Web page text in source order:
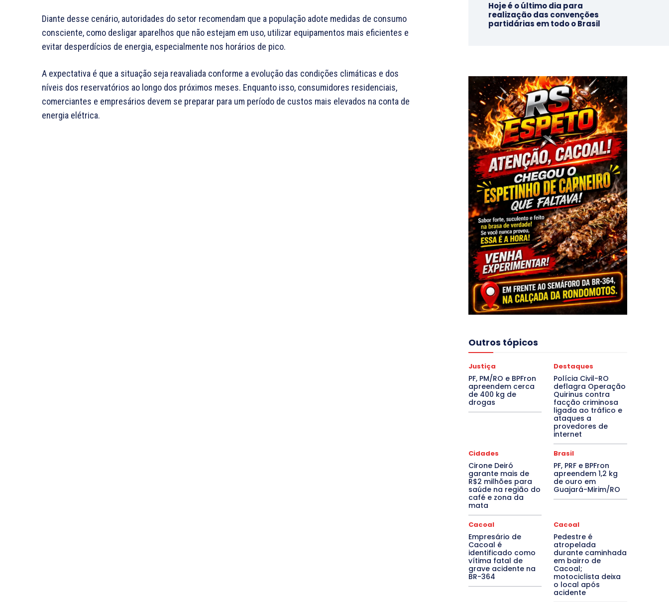
Diante desse cenário, autoridades do setor recomendam que a população adote medidas de consumo
consciente, como desligar aparelhos que não estejam em uso, utilizar equipamentos mais eficientes e
evitar desperdícios de energia, especialmente nos horários de pico.
A expectativa é que a situação seja reavaliada conforme a evolução das condições climáticas e dos
níveis dos reservatórios ao longo dos próximos meses. Enquanto isso, consumidores residenciais,
comerciantes e empresários devem se preparar para um período de custos mais elevados na conta de
energia elétrica.
Hoje é o último dia para
realização das convenções
partidárias em todo o Brasil
Outros tópicos
Justiça
PF, PM/RO e BPFron
apreendem cerca
de 400 kg de
drogas
Destaques
Polícia Civil-RO
deflagra Operação
Quirinus contra
facção criminosa
ligada ao tráfico e
ataques a
provedores de
internet
Cidades
Cirone Deiró
garante mais de
R$2 milhões para
saúde na região do
café e zona da
mata
Brasil
PF, PRF e BPFron
apreendem 1,2 kg
de ouro em
Guajará-Mirim/RO
Cacoal
Empresário de
Cacoal é
identificado como
vítima fatal de
grave acidente na
BR-364
Cacoal
Pedestre é
atropelada
durante caminhada
em bairro de
Cacoal;
motociclista deixa
o local após
acidente